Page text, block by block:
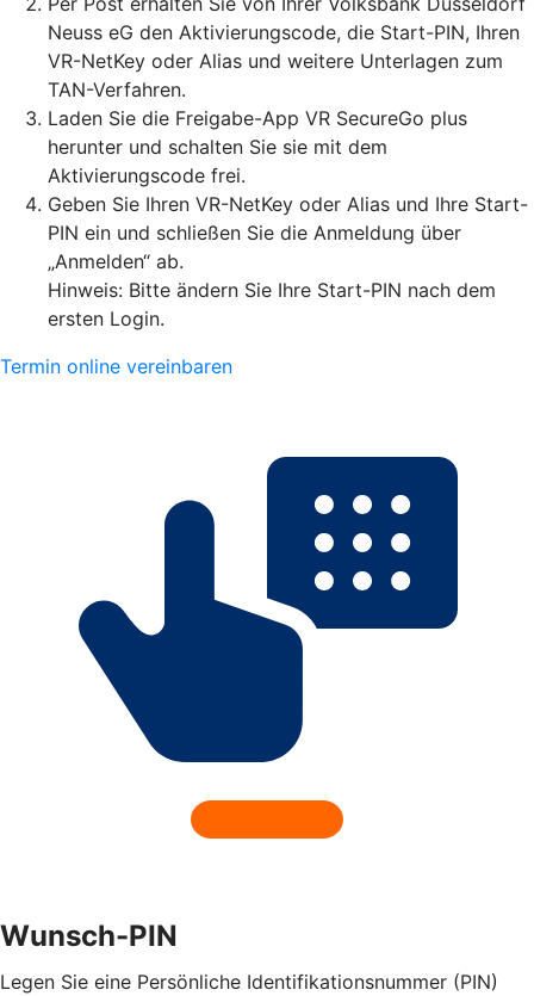
Neuss eG den Aktivierungscode, die Start-PIN, Ihren
VR-NetKey oder Alias und weitere Unterlagen zum
TAN-Verfahren.
Laden Sie die Freigabe-App VR SecureGo plus
herunter und schalten Sie sie mit dem
Aktivierungscode frei.
Geben Sie Ihren VR-NetKey oder Alias und Ihre Start-
PIN ein und schließen Sie die Anmeldung über
„Anmelden“ ab.
Hinweis: Bitte ändern Sie Ihre Start-PIN nach dem
ersten Login.
Termin online vereinbaren
Wunsch-PIN
Legen Sie eine Persönliche Identifikationsnummer (PIN)